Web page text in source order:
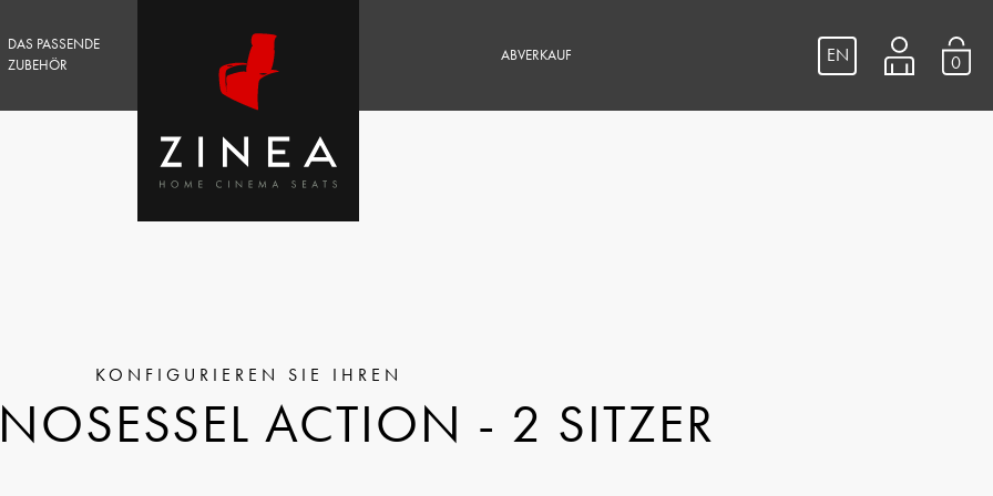
ACTION - 2 SITZER
DAS PASSENDE
ZUBEHÖR
ABVERKAUF EN 0